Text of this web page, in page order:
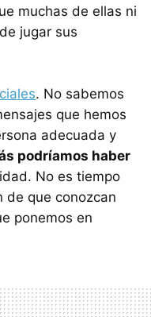
muchas de ellas ni
jugar sus
. No sabemos
que hemos
adecuada y
podríamos haber
No es tiempo
de que conozcan
ponemos en